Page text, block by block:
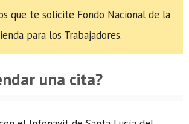
que te solicite Fondo Nacional de la
para los Trabajadores.
una cita?